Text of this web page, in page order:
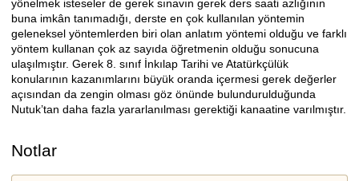
yönelmek isteseler de gerek sınavın gerek ders saati azlığının
buna imkân tanımadığı, derste en çok kullanılan yöntemin
geleneksel yöntemlerden biri olan anlatım yöntemi olduğu ve farklı
yöntem kullanan çok az sayıda öğretmenin olduğu sonucuna
ulaşılmıştır. Gerek 8. sınıf İnkılap Tarihi ve Atatürkçülük
konularının kazanımlarını büyük oranda içermesi gerek değerler
açısından da zengin olması göz önünde bulundurulduğunda
Nutuk’tan daha fazla yararlanılması gerektiği kanaatine varılmıştır.
Notlar